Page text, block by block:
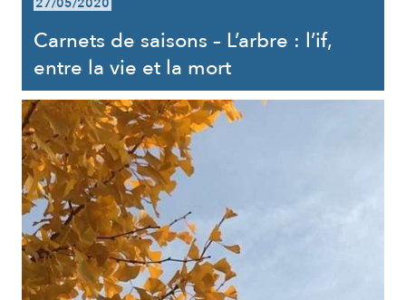
Carnets de saisons – L’arbre : l’if,
entre la vie et la mort